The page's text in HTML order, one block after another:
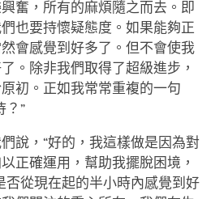
奮，所有的麻煩隨之而去。即
也要持懷疑態度。如果能夠正
會感覺到好多了。但不會使我
。除非我們取得了超級進步，
初。正如我常常重複的一句
？”
說，“好的，我這樣做是因為對
正確運用，幫助我擺脫困境，
否從現在起的半小時內感覺到好